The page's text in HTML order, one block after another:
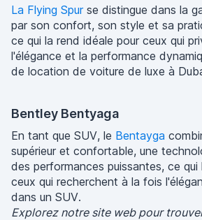
La Flying Spurse distingue dans la
par son confort, son style et sa
ce qui la rend idéale pour ceux qui
l'élégance et la performance
de location de voiture de luxe à
Bentley Bentyaga
En tant que SUV, le Bentayga
supérieur et confortable, une
des performances puissantes, ce
ceux qui recherchent à la fois
dans un SUV.
Explorez notre site web pour